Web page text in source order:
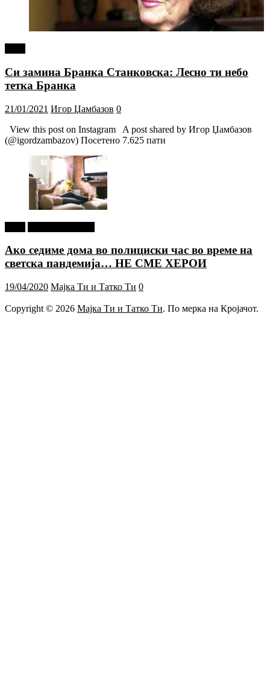
Си замина Бранка Станковска: Лесно ти небо
тетка Бранка
21/01/2021 Игор Џамбазов 0
View this post on Instagram A post shared by Игор Џамбазов
(@igordzambazov) Посетено 7.625 пати
Ако седиме дома во полициски час во време на
светска пандемија… НЕ СМЕ ХЕРОИ
19/04/2020 Мајка Ти и Татко Ти 0
Copyright © 2026 Мајка Ти и Татко Ти. По мерка на Кројачот.